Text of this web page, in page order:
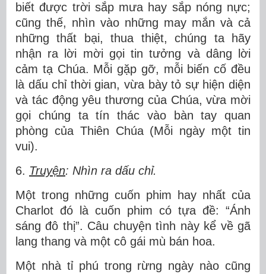
biết được trời sắp mưa hay sắp nóng nực;
cũng thế, nhìn vào những may mắn và cả
những thất bại, thua thiệt, chúng ta hãy
nhận ra lời mời gọi tin tưởng và dâng lời
cảm tạ Chúa. Mỗi gặp gỡ, mỗi biến cố đều
là dấu chỉ thời gian, vừa bày tỏ sự hiện diện
và tác động yêu thương của Chúa, vừa mời
gọi chúng ta tín thác vào bàn tay quan
phòng của Thiên Chúa (Mỗi ngày một tin
vui).
6. Truyện: Nhìn ra dấu chỉ.
Một trong những cuốn phim hay nhất của
Charlot đó là cuốn phim có tựa đề: “Ánh
sáng đô thị”. Câu chuyện tình này kể về gã
lang thang và một cô gái mù bán hoa.
Một nhà tỉ phú trong rừng ngày nào cũng